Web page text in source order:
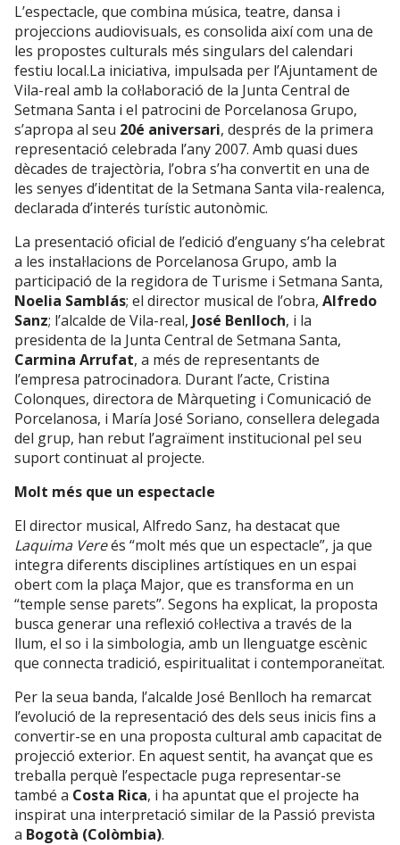
L’espectacle, que combina música, teatre, dansa i
projeccions audiovisuals, es consolida aixícom una de
les propostes culturals més singulars del calendari
festiu local.La iniciativa, impulsada per l’Ajuntamentde
Vila-real amb la col·laboració de la Junta Central de
Setmana Santa i el patrocini de Porcelanosa Grupo,
s’apropa al seu 20é aniversari, després de la primera
representació celebrada l’any 2007. Amb quasi dues
dècades de trajectòria, l’obra s’ha convertiten una de
les senyes d’identitatde la Setmana Santa vila-realenca,
declarada d’interés turísticautonòmic.
La presentació oficial de l’edició d’enguanys’ha celebrat
a les instal·lacions de Porcelanosa Grupo, amb la
participació de la regidora de Turisme i Setmana Santa,
Noelia Samblás; el director musical de l’obra, Alfredo
Sanz; l’alcalde de Vila-real, José Benlloch, i la
presidenta de la Junta Central de Setmana Santa,
Carmina Arrufat, a més de representants de
l’empresa patrocinadora. Durant l’acte, Cristina
Colonques, directora de Màrqueting i Comunicació de
Porcelanosa, i María José Soriano, consellera delegada
del grup, han rebut l’agraïment institucional pel seu
suportcontinuatal projecte.
Molt més que un espectacle
El director musical, Alfredo Sanz, ha destacatque
Laquima Vereés “molt més que un espectacle”, ja que
integra diferents disciplines artístiques en un espai
obertcom la plaça Major, que es transforma en un
“temple sense parets”. Segons ha explicat, la proposta
busca generar una reflexió col·lectiva a través de la
llum, el so i la simbologia, amb un llenguatge escènic
que connecta tradició, espiritualitat i contemporaneïtat.
Per la seua banda, l’alcalde José Benlloch ha remarcat
l’evolució de la representació des dels seus inicis fins a
convertir-se en una proposta cultural amb capacitatde
projecció exterior. En aquestsentit, ha avançatque es
treballa perquè l’espectacle puga representar-se
també a Costa Rica, i ha apuntatque el projecte ha
inspirat una interpretació similarde la Passió prevista
a Bogotà (Colòmbia).